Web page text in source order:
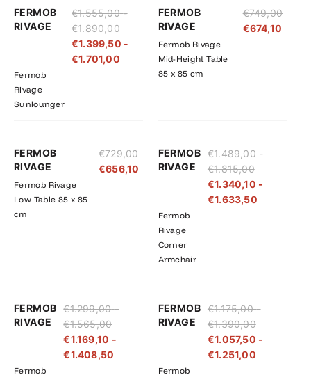
FERMOB
RIVAGE
Fermob
Rivage
Sunlounger
€1.555,00 -
€1.890,00
€1.555,00
tot
€1.890,00
€1.399,50 -
€1.701,00
€1.399,50
tot
€1.701,00
FERMOB
RIVAGE
Fermob Rivage
Mid-Height Table
85 x 85 cm
€749,00
€674,10
FERMOB
RIVAGE
Fermob Rivage
Low Table 85 x 85
cm
€729,00
€656,10
FERMOB
RIVAGE
Fermob
Rivage
Corner
Armchair
€1.489,00 -
€1.815,00
€1.489,00
tot
€1.815,00
€1.340,10 -
€1.633,50
€1.340,10
€1.633,50
FERMOB
RIVAGE
Fermob
€1.299,00 -
€1.565,00
€1.299,00
tot
€1.565,00
€1.169,10 -
€1.408,50
€1.169,10
€1.408,50
FERMOB
RIVAGE
Fermob
€1.175,00 -
€1.390,00
€1.175,00
tot
€1.390,00
€1.057,50 -
€1.251,00
€1.057,50
tot
€1.251,00